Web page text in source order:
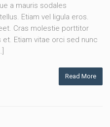
a mauris sodales
Etiam vel ligula eros.
Cras molestie porttitor
Etiam vitae orci sed nunc
Read More